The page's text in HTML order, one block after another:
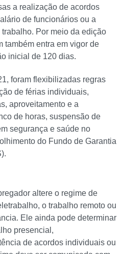
a realização de acordos
de funcionários ou a
Por meio da edição
também entra em vigor de
inicial de 120 dias.
foram flexibilizadas regras
de férias individuais,
aproveitamento e a
de horas, suspensão de
segurança e saúde no
do Fundo de Garantia
altere o regime de
o trabalho remoto ou
Ele ainda pode determinar
presencial,
de acordos individuais ou